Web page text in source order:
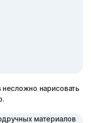
нарисовать